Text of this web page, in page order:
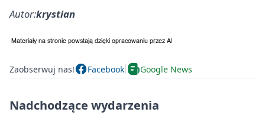
Autor:krystian
Zaobserwuj nas! Facebook Google News
Nadchodzące wydarzenia